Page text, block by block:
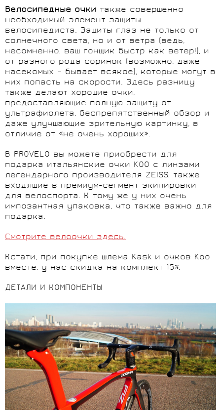
Велосипедные очки также совершенно
необходимый элемент защиты
велосипедиста. Защиты глаз не только от
солнечного света, но и от ветра (ведь,
несомненно, ваш гонщик быстр как ветер!), и
от разного рода соринок (возможно, даже
насекомых – бывает всякое), которые могут в
них попасть на скорости. Здесь разницу
также делают хорошие очки,
предоставляющие полную защиту от
ультрафиолета, беспрепятственный обзор и
даже улучшающие зрительную картинку, в
отличие от «не очень хороших».
В PROVELO вы можете приобрести для
подарка итальянские очки KOO с линзами
легендарного производителя ZEISS, также
входящие в премиум-сегмент экипировки
для велоспорта. К тому же у них очень
импозантная упаковка, что также важно для
подарка.
Смотрите велоочки здесь.
Кстати, при покупке шлема Kask и очков Koo
вместе, у нас скидка на комплект 15%.
ДЕТАЛИ И КОМПОНЕНТЫ